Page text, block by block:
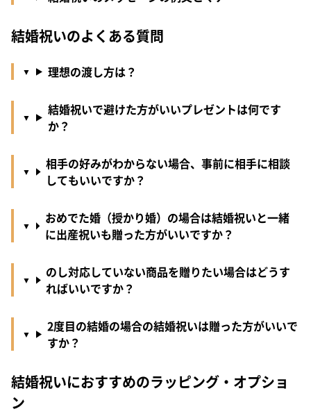
結婚祝いのよくある質問
理想の渡し方は？
結婚祝いで避けた方がいいプレゼントは何です
か？
相手の好みがわからない場合、事前に相手に相談
してもいいですか？
おめでた婚（授かり婚）の場合は結婚祝いと一緒
に出産祝いも贈った方がいいですか？
のし対応していない商品を贈りたい場合はどうす
ればいいですか？
2度目の結婚の場合の結婚祝いは贈った方がいいで
すか？
結婚祝いにおすすめのラッピング・オプショ
ン